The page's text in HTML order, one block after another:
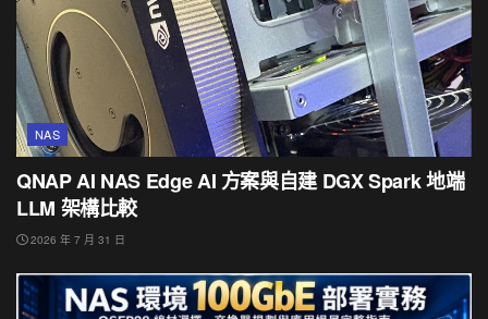
NAS
QNAP AI NAS Edge AI 方案與自建 DGX Spark 地端
LLM 架構比較
2026 年 7 月 31 日